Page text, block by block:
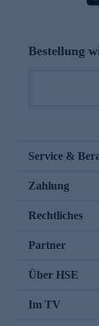
Bestellung
Service &
Zahlung
Rechtliches
Partner
Über HSE
Im TV